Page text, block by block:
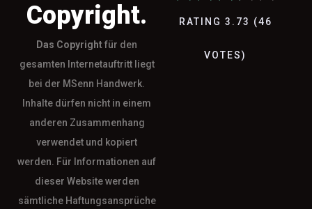
Copyright.
Das Copyrightfür den
gesamten Internetauftritt liegt
bei der MSenn Handwerk.
Inhalte dürfen nicht in einem
anderen Zusammenhang
verwendet und kopiert
werden. Für Informationen auf
dieser Website werden
sämtliche Haftungsansprüche
RATING 3.73 (46
VOTES)